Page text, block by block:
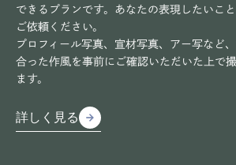
できるプランです。あなたの表現したいこ
ご依頼ください。
プロフィール写真、宣材写真、アー写など
合った作風を事前にご確認いただいた上で
ます。
詳しく見る
詳しく見る
arrow_forward
arrow_forward